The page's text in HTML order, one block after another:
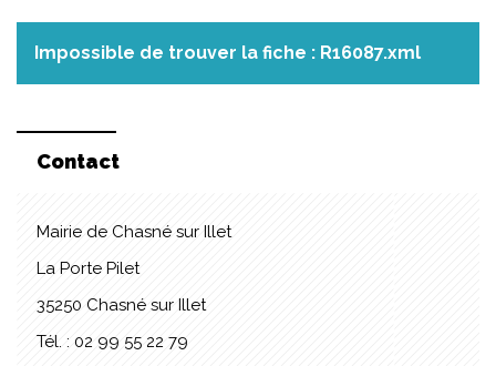
Impossible de trouver la fiche : R16087.xml
Contact
Mairie de Chasné sur Illet
La Porte Pilet
35250 Chasné sur Illet
Tél. : 02 99 55 22 79